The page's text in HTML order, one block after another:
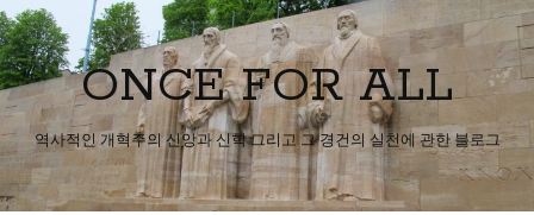
ONCE FOR ALL
역사적인 개혁주의 신앙과 신학 그리고 그 경건의 실천에 관한 블로그